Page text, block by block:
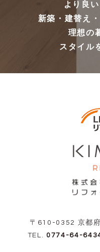
より良
新築・建替え
理想の
スタイル
〒610-0352 京都
TEL. 0774-64-